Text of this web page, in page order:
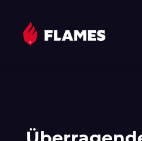
FLAMES